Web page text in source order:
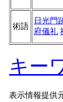
術語
日光門
府儀礼
キー
表示情報提供